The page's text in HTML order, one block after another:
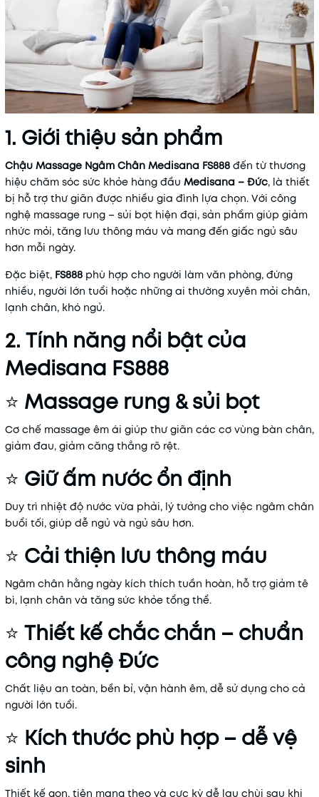
1. Giới thiệu sản phẩm
Chậu Massage Ngâm Chân Medisana FS888 đến từ thương
hiệu chăm sóc sức khỏe hàng đầu Medisana – Đức, là thiết
bị hỗ trợ thư giãn được nhiều gia đình lựa chọn. Với công
nghệ massage rung – sủi bọt hiện đại, sản phẩm giúp giảm
nhức mỏi, tăng lưu thông máu và mang đến giấc ngủ sâu
hơn mỗi ngày.
Đặc biệt, FS888 phù hợp cho người làm văn phòng, đứng
nhiều, người lớn tuổi hoặc những ai thường xuyên mỏi chân,
lạnh chân, khó ngủ.
2. Tính năng nổi bật của
Medisana FS888
⭐ Massage rung & sủi bọt
Cơ chế massage êm ái giúp thư giãn các cơ vùng bàn chân,
giảm đau, giảm căng thẳng rõ rệt.
⭐ Giữ ấm nước ổn định
Duy trì nhiệt độ nước vừa phải, lý tưởng cho việc ngâm chân
buổi tối, giúp dễ ngủ và ngủ sâu hơn.
⭐ Cải thiện lưu thông máu
Ngâm chân hằng ngày kích thích tuần hoàn, hỗ trợ giảm tê
bì, lạnh chân và tăng sức khỏe tổng thể.
⭐ Thiết kế chắc chắn – chuẩn
công nghệ Đức
Chất liệu an toàn, bền bỉ, vận hành êm, dễ sử dụng cho cả
người lớn tuổi.
⭐ Kích thước phù hợp – dễ vệ
sinh
Thiết kế gọn, tiện mang theo và cực kỳ dễ lau chùi sau khi